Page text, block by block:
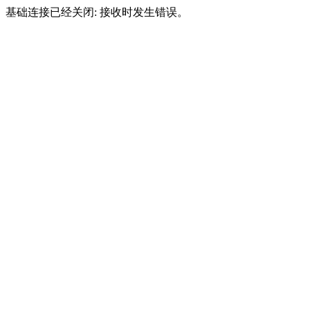
基础连接已经关闭: 接收时发生错误。